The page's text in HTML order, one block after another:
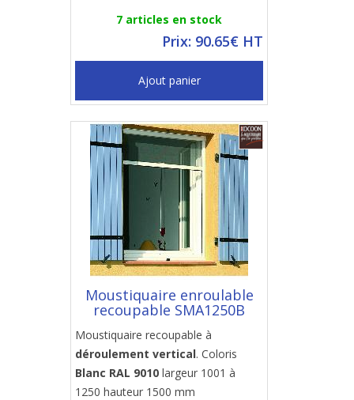
7 articles en stock
Prix: 90.65€ HT
Ajout panier
Moustiquaire enroulable
recoupable SMA1250B
Moustiquaire recoupable à
déroulement vertical. Coloris
Blanc RAL 9010 largeur 1001 à
1250 hauteur 1500 mm